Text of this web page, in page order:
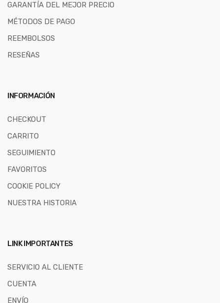
GARANTÍA DEL MEJOR PRECIO
MÉTODOS DE PAGO
REEMBOLSOS
RESEÑAS
INFORMACIÓN
CHECKOUT
CARRITO
SEGUIMIENTO
FAVORITOS
COOKIE POLICY
NUESTRA HISTORIA
LINK IMPORTANTES
SERVICIO AL CLIENTE
CUENTA
ENVÍO